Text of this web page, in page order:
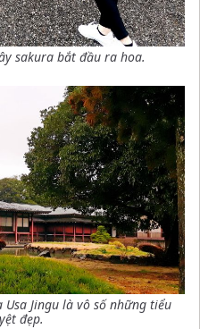
sakura bắt đầu ra hoa.
Jingu là vô số những tiểu
đẹp.